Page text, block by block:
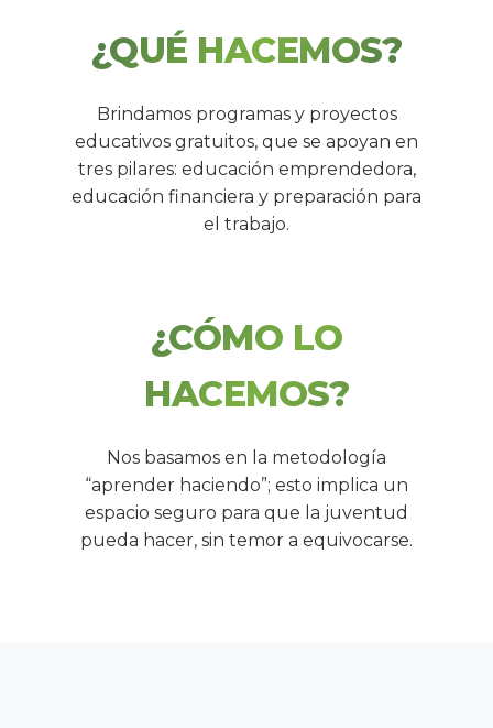
¿QUÉ HACEMOS?
Brindamos programas y proyectos
educativos gratuitos, que se apoyan en
tres pilares: educación emprendedora,
educación financiera y preparación para
el trabajo.
¿CÓMO LO
HACEMOS?
Nos basamos en la metodología
“aprender haciendo”; esto implica un
espacio seguro para que la juventud
pueda hacer, sin temor a equivocarse.